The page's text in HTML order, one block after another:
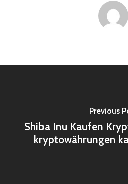
Previous
Shiba Inu Kaufen
kryptowährungen